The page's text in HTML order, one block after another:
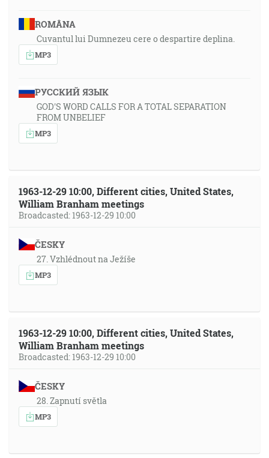
ROMÂNA
Cuvantul lui Dumnezeu cere o despartire deplina.
MP3
РУССКИЙ ЯЗЫК
GOD'S WORD CALLS FOR A TOTAL SEPARATION
FROM UNBELIEF
MP3
1963-12-29 10:00, Different cities, United States,
William Branham meetings
Broadcasted: 1963-12-29 10:00
ČESKY
27. Vzhlédnout na Ježíše
MP3
1963-12-29 10:00, Different cities, United States,
William Branham meetings
Broadcasted: 1963-12-29 10:00
ČESKY
28. Zapnutí světla
MP3